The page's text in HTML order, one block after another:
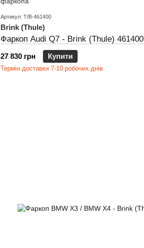
Артикул: T/B-461400
Brink (Thule)
Фаркоп Audi Q7 - Brink (Thule) 461400
27 830 грн Купити
Термін доставки 7-10 робочих днів